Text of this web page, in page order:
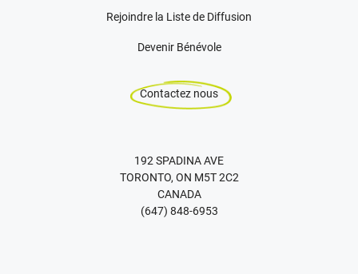
Rejoindre la Liste de Diffusion
Devenir Bénévole
Contactez nous
192 SPADINA AVE
TORONTO, ON M5T 2C2
CANADA
(647) 848-6953